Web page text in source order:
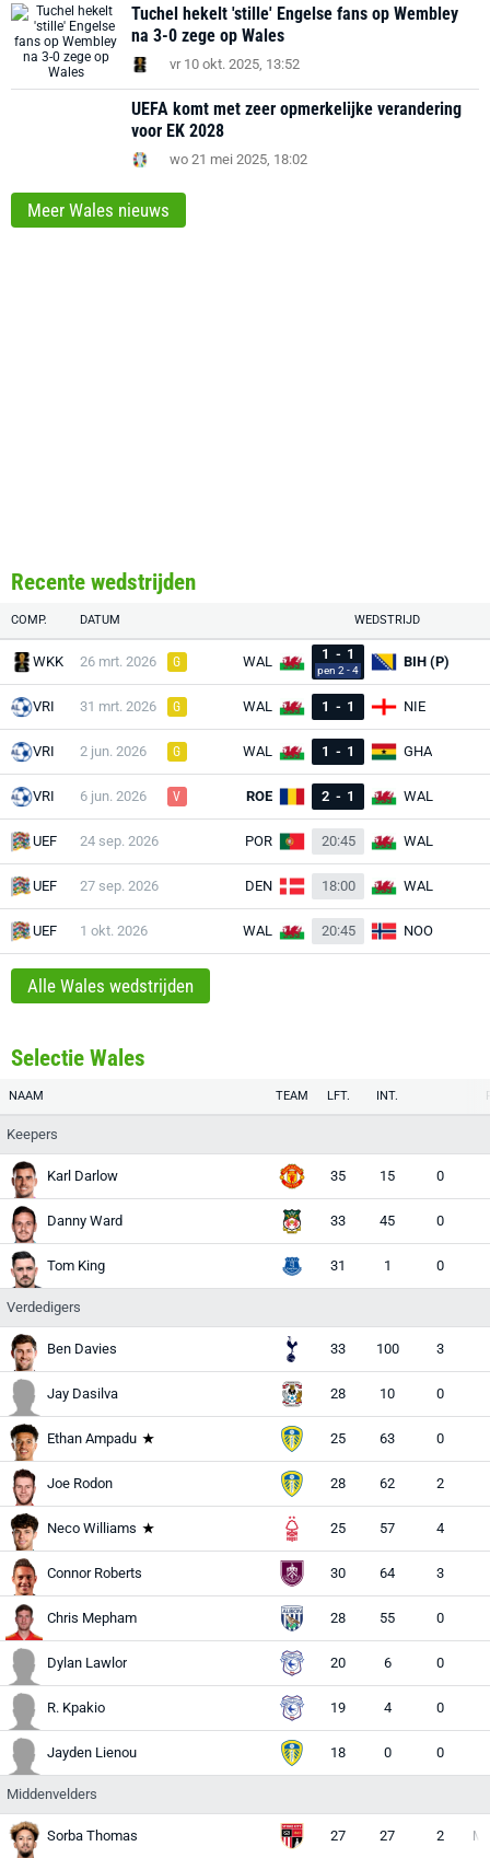
Tuchel hekelt 'stille' Engelse fans op Wembley
na 3-0 zege op Wales
vr 10 okt. 2025, 13:52
UEFA komt met zeer opmerkelijke verandering
voor EK 2028
wo 21 mei 2025, 18:02
Meer Wales nieuws
Recente wedstrijden
COMP. DATUM WEDSTRIJD
WKK 26 mrt. 2026 G WAL 1 - 1
pen 2 - 4
BIH (P)
VRI 31 mrt. 2026 G WAL 1 - 1 NIE
VRI 2 jun. 2026 G WAL 1 - 1 GHA
VRI 6 jun. 2026 V ROE 2 - 1 WAL
UEF 24 sep. 2026 POR 20:45 WAL
UEF 27 sep. 2026 DEN 18:00 WAL
UEF 1 okt. 2026 WAL 20:45 NOO
Alle Wales wedstrijden
Selectie Wales
NAAM TEAM LFT. INT.
Keepers
Karl Darlow 35 15 0
Danny Ward 33 45 0
Tom King 31 1 0
Verdedigers
Ben Davies 33 100 3
Jay Dasilva 28 10 0
Ethan Ampadu 25 63 0
Joe Rodon 28 62 2
Neco Williams 25 57 4
Connor Roberts 30 64 3
Chris Mepham 28 55 0
Dylan Lawlor 20 6 0
R. Kpakio 19 4 0
Jayden Lienou 18 0 0
Middenvelders
Sorba Thomas 27 27 2 M